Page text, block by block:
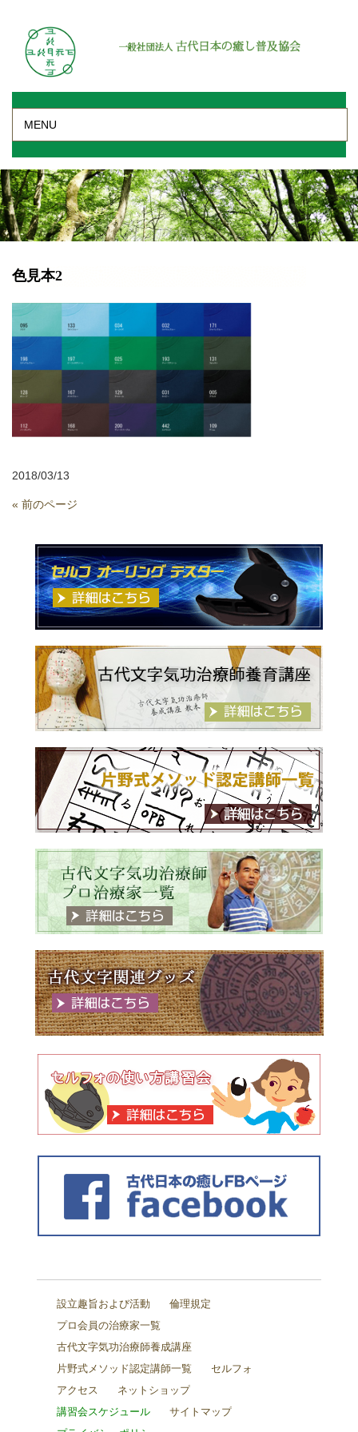
MENU
色見本2
2018/03/13
« 前のページ
設立趣旨および活動
倫理規定
プロ会員の治療家一覧
古代文字気功治療師養成講座
片野式メソッド認定講師一覧
セルフォ
アクセス
ネットショップ
講習会スケジュール
サイトマップ